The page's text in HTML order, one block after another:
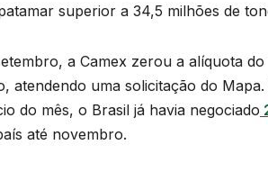
superior a 34,5 milhões de
a Camex zerou a alíquota
atendendo uma solicitação do
do mês, o Brasil já havia negociado
até novembro.